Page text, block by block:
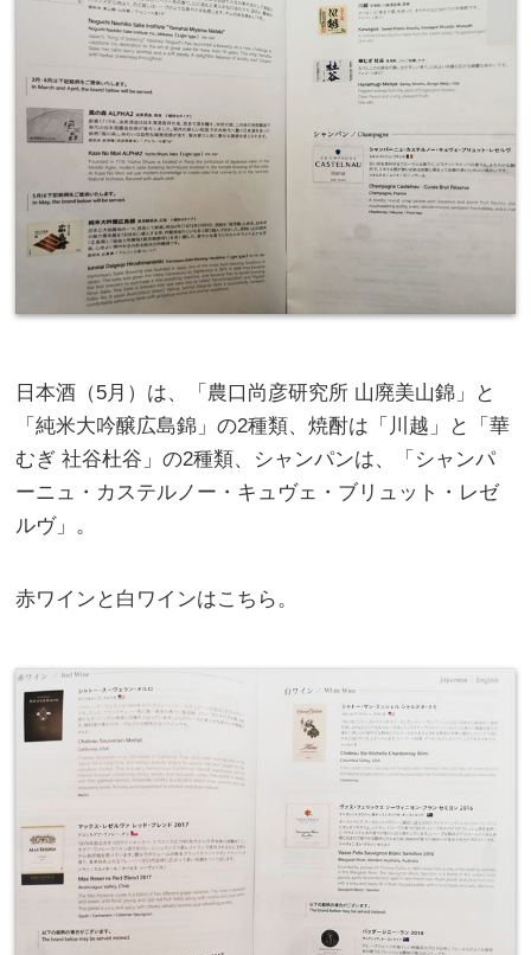
日本酒（5月）は、「農口尚彦研究所 山廃美山錦」と
「純米大吟醸広島錦」の2種類、焼酎は「川越」と「華
むぎ 社谷杜谷」の2種類、シャンパンは、「シャンパ
ーニュ・カステルノー・キュヴェ・ブリュット・レゼ
ルヴ」。
赤ワインと白ワインはこちら。